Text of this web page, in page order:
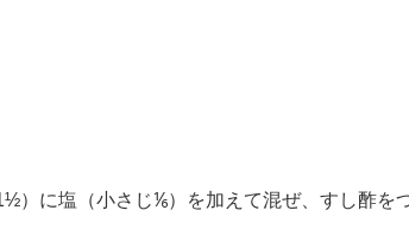
）に塩（小さじ⅙）を加えて混ぜ、すし酢を